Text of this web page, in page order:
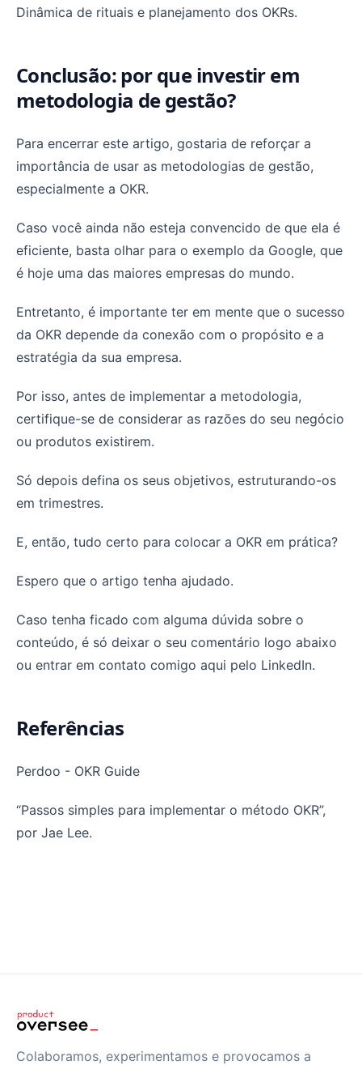
Dinâmica de rituais e planejamento dos OKRs.
Conclusão: por que investir em
metodologia de gestão?
Para encerrar este artigo, gostaria de reforçar a
importância de usar as metodologias de gestão,
especialmente a OKR.
Caso você ainda não esteja convencido de que ela é
eficiente, basta olhar para o exemplo da Google, que
é hoje uma das maiores empresas do mundo.
Entretanto, é importante ter em mente que o sucesso
da OKR depende da conexão com o propósito e a
estratégia da sua empresa.
Por isso, antes de implementar a metodologia,
certifique-se de considerar as razões do seu negócio
ou produtos existirem.
Só depois defina os seus objetivos, estruturando-os
em trimestres.
E, então, tudo certo para colocar a OKR em prática?
Espero que o artigo tenha ajudado.
Caso tenha ficado com alguma dúvida sobre o
conteúdo, é só deixar o seu comentário logo abaixo
ou entrar em contato comigo aqui pelo LinkedIn.
Referências
Perdoo - OKR Guide
“Passos simples para implementar o método OKR”,
por Jae Lee.
Colaboramos, experimentamos e provocamos a